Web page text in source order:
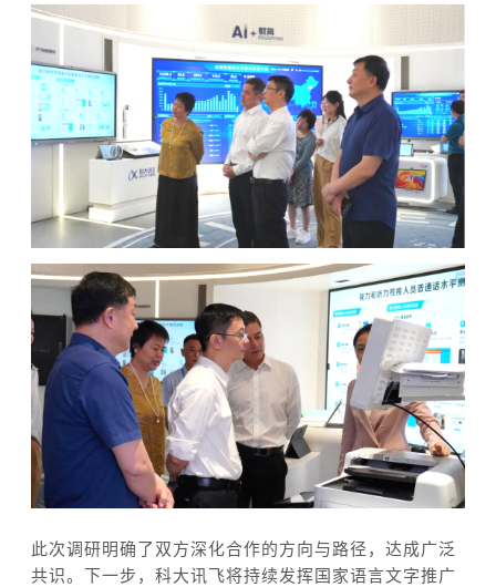
此次调研明确了双方深化合作的方向与路径，达成广泛
共识。下一步，科大讯飞将持续发挥国家语言文字推广